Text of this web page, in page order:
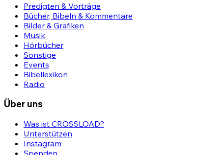
Predigten & Vorträge
Bücher, Bibeln & Kommentare
Bilder & Grafiken
Musik
Hörbücher
Sonstige
Events
Bibellexikon
Radio
Über uns
Was ist CROSSLOAD?
Unterstützen
Instagram
Spenden